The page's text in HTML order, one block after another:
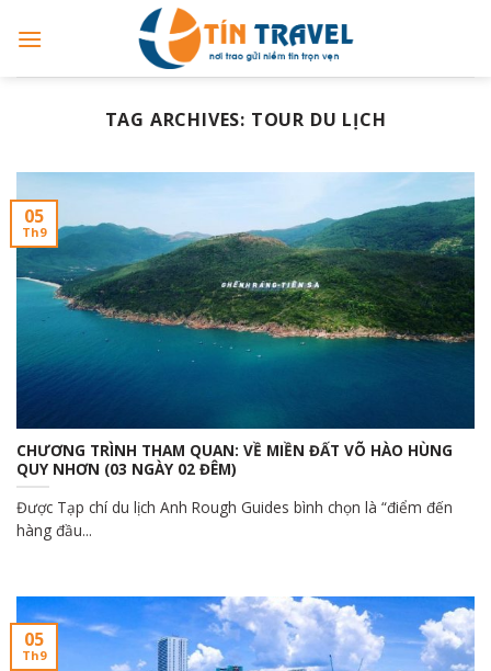
TAG ARCHIVES: TOUR DU LỊCH
CHƯƠNG TRÌNH THAM QUAN: VỀ MIỀN ĐẤT VÕ HÀO HÙNG
QUY NHƠN (03 NGÀY 02 ĐÊM)
Được Tạp chí du lịch Anh Rough Guides bình chọn là “điểm đến
hàng đầu...
05
Th9
05
Th9